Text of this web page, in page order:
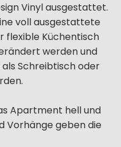
Vinyl ausgestattet.
voll ausgestattete
flexible Küchentisch
werden und
Schreibtisch oder
Apartment hell und
Vorhänge geben die